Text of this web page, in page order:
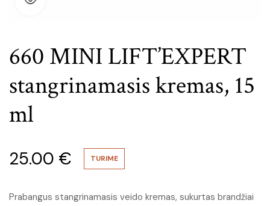
660 MINI LIFT’EXPERT
stangrinamasis kremas, 15
ml
25.00 € TURIME
Prabangus stangrinamasis veido kremas, sukurtas brandžiai